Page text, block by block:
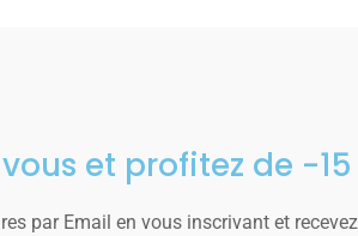
et profitez de -15
par Email en vous inscrivant et